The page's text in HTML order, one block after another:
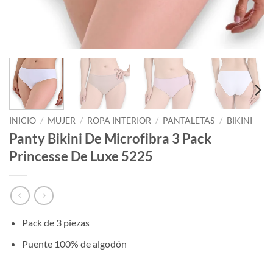
INICIO / MUJER / ROPA INTERIOR / PANTALETAS / BIKINI
Panty Bikini De Microfibra 3 Pack
Princesse De Luxe 5225
Pack de 3 piezas
Puente 100% de algodón